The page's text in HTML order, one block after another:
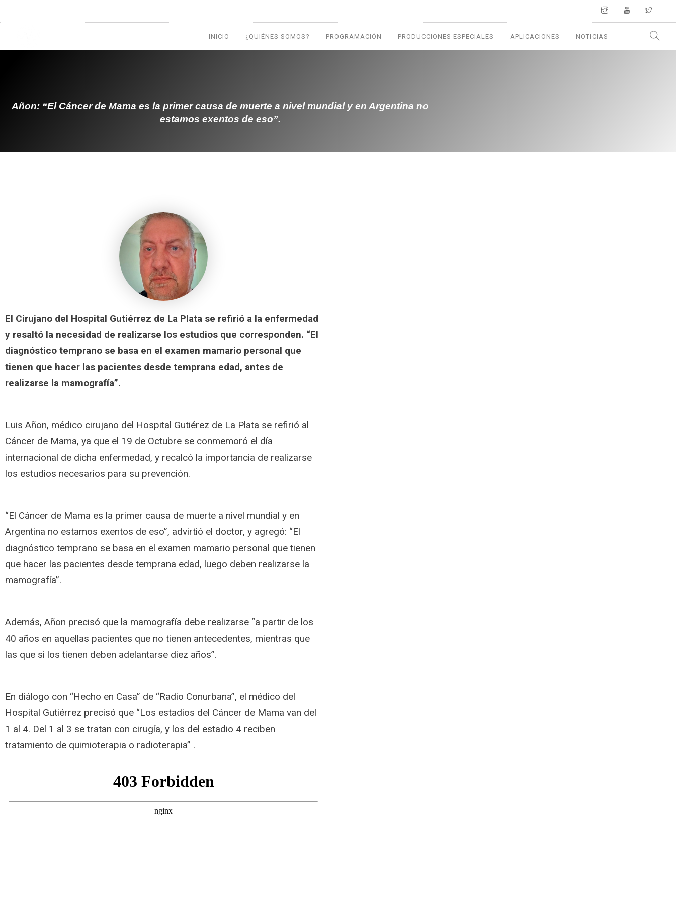
INICIO ¿QUIÉNES SOMOS? PROGRAMACIÓN PRODUCCIONES ESPECIALES APLICACIONES NOTICIAS
Añon: “El Cáncer de Mama es la primer causa de muerte a nivel mundial y en Argentina no
estamos exentos de eso”.
El Cirujano del Hospital Gutiérrez de La Plata se refirió a la enfermedad
y resaltó la necesidad de realizarse los estudios que corresponden. “El
diagnóstico temprano se basa en el examen mamario personal que
tienen que hacer las pacientes desde temprana edad, antes de
realizarse la mamografía”.
Luis Añon, médico cirujano del Hospital Gutiérez de La Plata se refirió al
Cáncer de Mama, ya que el 19 de Octubre se conmemoró el día
internacional de dicha enfermedad, y recalcó la importancia de realizarse
los estudios necesarios para su prevención.
“El Cáncer de Mama es la primer causa de muerte a nivel mundial y en
Argentina no estamos exentos de eso”, advirtió el doctor, y agregó: “El
diagnóstico temprano se basa en el examen mamario personal que tienen
que hacer las pacientes desde temprana edad, luego deben realizarse la
mamografía”.
Además, Añon precisó que la mamografía debe realizarse “a partir de los
40 años en aquellas pacientes que no tienen antecedentes, mientras que
las que si los tienen deben adelantarse diez años”.
En diálogo con “Hecho en Casa” de “Radio Conurbana”, el médico del
Hospital Gutiérrez precisó que “Los estadios del Cáncer de Mama van del
1 al 4. Del 1 al 3 se tratan con cirugía, y los del estadio 4 reciben
tratamiento de quimioterapia o radioterapia” .